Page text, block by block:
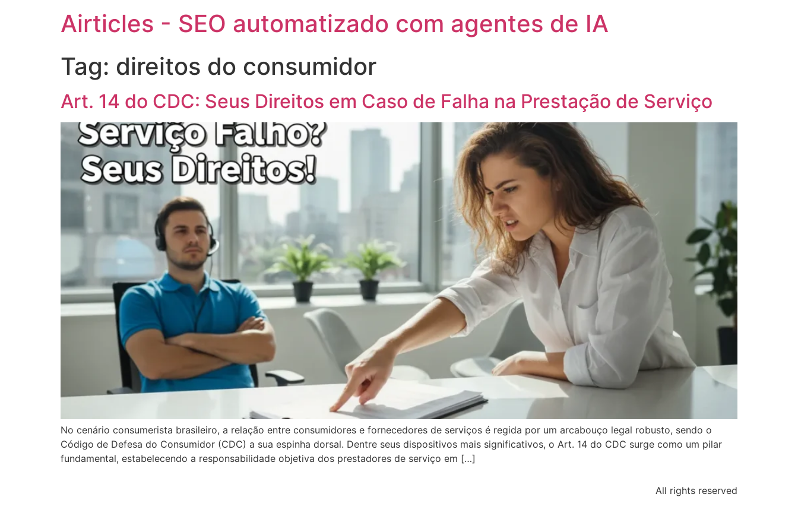
Airticles - SEO automatizado com agentes de IA
Tag: direitos do consumidor
Art. 14 do CDC: Seus Direitos em Caso de Falha na Prestação de Serviço
No cenário consumerista brasileiro, a relação entre consumidores e fornecedores de serviços é regida por um arcabouço legal robusto, sendo o
Código de Defesa do Consumidor (CDC) a sua espinha dorsal. Dentre seus dispositivos mais significativos, o Art. 14 do CDC surge como um pilar
fundamental, estabelecendo a responsabilidade objetiva dos prestadores de serviço em […]
All rights reserved